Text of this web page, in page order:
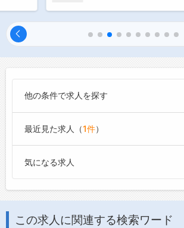
他の条件で求人を探す
最近見た求人（1件）
気になる求人
この求人に関連する検索ワード